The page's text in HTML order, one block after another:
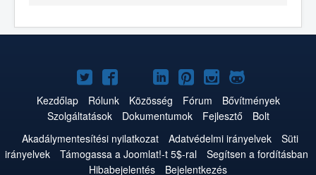
Joomla!
a
Twitteren
Joomla!
a
Facebookon
Joomla!
a
YouTube-
on
Joomla!
a
LinkedInen
Joomla!
a
Pinteresten
Joomla!
az
Instagramon
Joomla!
a
GitHub-
on
Kezdőlap Rólunk Közösség Fórum
Bővítmények
Szolgáltatások
Dokumentumok Fejlesztő
Bolt
Akadálymentesítési nyilatkozat
Adatvédelmi irányelvek
Süti
irányelvek
Támogassa a Joomlat!-t 5$-ral
Segítsen a fordításban
Hibabejelentés
Bejelentkezés